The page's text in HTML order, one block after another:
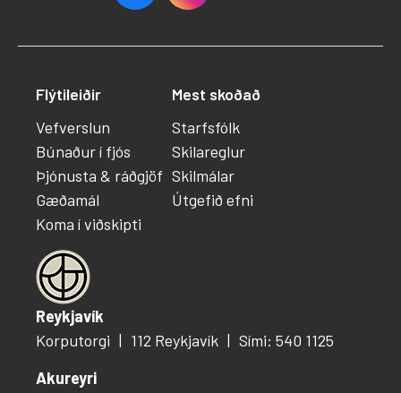
Reykjavík
Korputorgi
112 Reykjavík
Sími: 540 1125
Akureyri
Flýtileiðir
Vefverslun
Búnaður í fjós
Þjónusta & ráðgjöf
Gæðamál
Koma í viðskipti
Mest skoðað
Starfsfólk
Skilareglur
Skilmálar
Útgefið efni